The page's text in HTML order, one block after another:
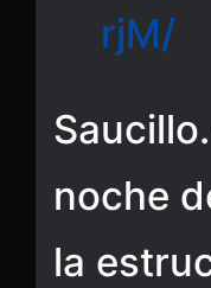
rjM/
noche
la